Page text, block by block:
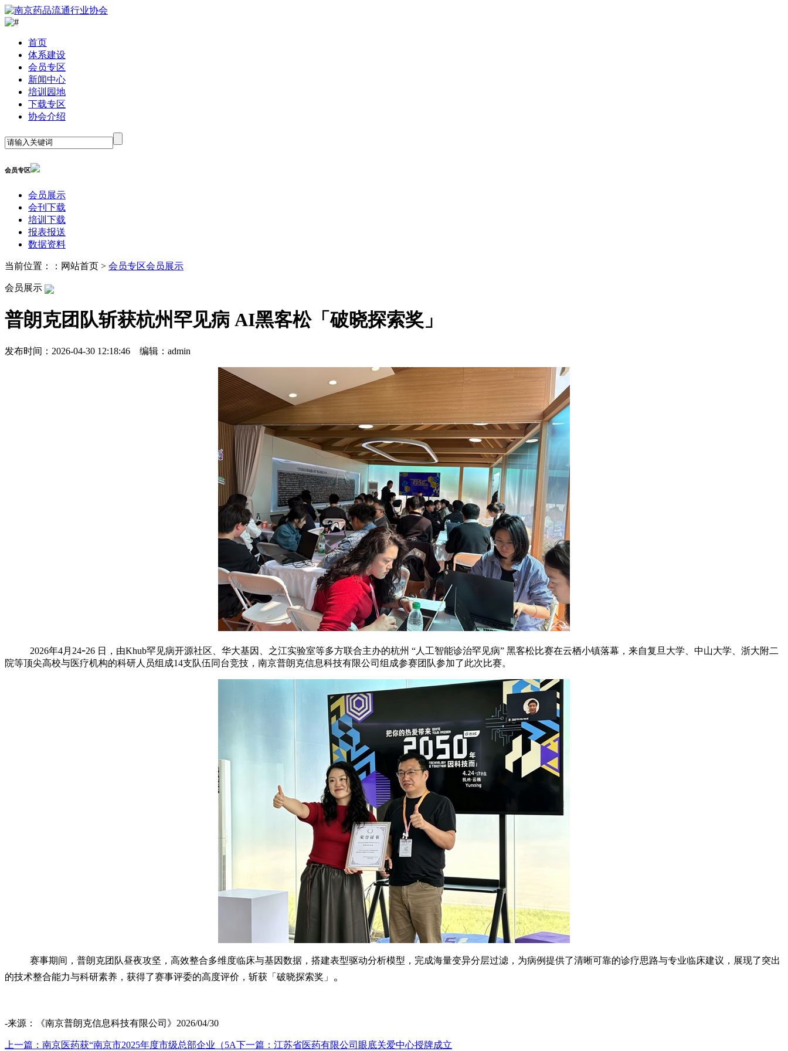
首页
体系建设
会员专区
新闻中心
培训园地
下载专区
协会介绍
会员专区
会员展示
会刊下载
培训下载
报表报送
数据资料
当前位置：：网站首页 > 会员专区会员展示
会员展示
普朗克团队斩获杭州罕见病 AI黑客松「破晓探索奖」
发布时间：2026-04-30 12:18:46 编辑：admin
2026年4月 24-26 日，由Khub罕见病开源社区、华大基因、之江实验室等多方联合主办的杭州 “人工智能诊治罕见病” 黑客松比赛在云栖小镇落幕，来自复旦大学、中山大学、浙大附二
院等顶尖高校与医疗机构的科研人员组成14支队伍同台竞技，南京普朗克信息科技有限公司组成参赛团队参加了此次比赛。
赛事期间，普朗克团队昼夜攻坚，高效整合多维度临床与基因数据，搭建表型驱动分析模型，完成海量变异分层过滤，为病例提供了清晰可靠的诊疗思路与专业临床建议，展现了突出
的技术整合能力与科研素养，获得了赛事评委的高度评价，斩获「破晓探索奖」
。
-来源：《南京普朗克信息科技有限公司》2026/04/30
上一篇：南京医药获“南京市2025年度市级总部企业（5A下一篇：江苏省医药有限公司眼底关爱中心授牌成立